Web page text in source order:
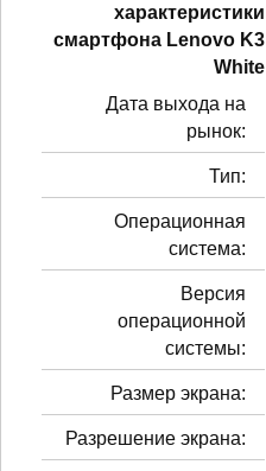
характеристики
смартфонa Lenovo K3
White
Дата выхода на
рынок:
Тип:
Операционная
система:
Версия
операционной
системы:
Размер экрана:
Разрешение экрана: